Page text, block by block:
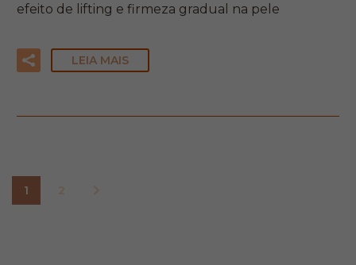
efeito de lifting e firmeza gradual na pele
LEIA MAIS
1 2